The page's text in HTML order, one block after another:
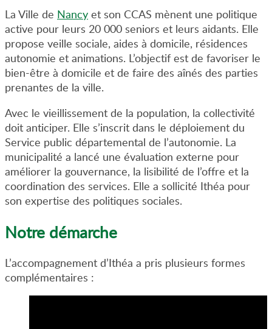
La Ville de Nancy et son CCAS mènent une politique
active pour leurs 20 000 seniors et leurs aidants. Elle
propose veille sociale, aides à domicile, résidences
autonomie et animations. L’objectif est de favoriser le
bien-être à domicile et de faire des aînés des parties
prenantes de la ville.
Avec le vieillissement de la population, la collectivité
doit anticiper. Elle s’inscrit dans le déploiement du
Service public départemental de l’autonomie. La
municipalité a lancé une évaluation externe pour
améliorer la gouvernance, la lisibilité de l’offre et la
coordination des services. Elle a sollicité Ithéa pour
son expertise des politiques sociales.
Notre démarche
L’accompagnement d’Ithéa a pris plusieurs formes
complémentaires :